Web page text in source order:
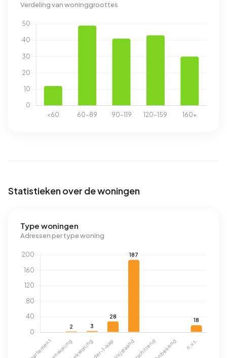
Verdeling van woninggroottes
Statistieken over de woningen
Type woningen
Adressen per type woning